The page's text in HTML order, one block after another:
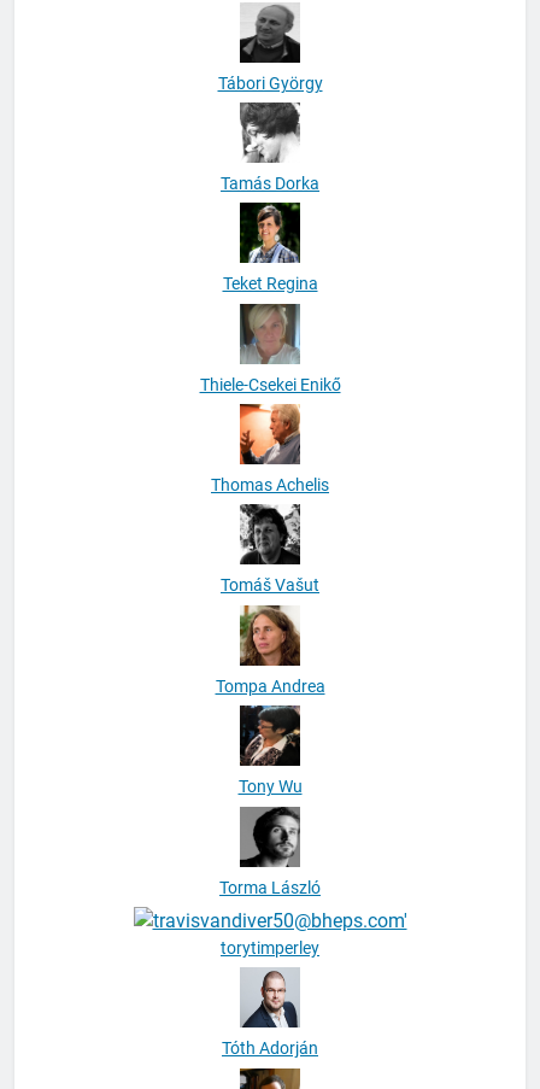
Tábori György
Tamás Dorka
Teket Regina
Thiele-Csekei Enikő
Thomas Achelis
Tomáš Vašut
Tompa Andrea
Tony Wu
Torma László
torytimperley
Tóth Adorján